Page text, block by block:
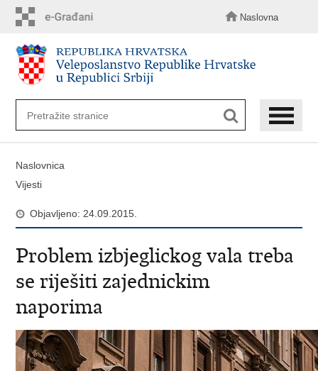
sadržaj
Naslovna
Naslovnica
Vijesti
Objavljeno: 24.09.2015.
Problem izbjeglickog vala treba
se riješiti zajednickim
naporima